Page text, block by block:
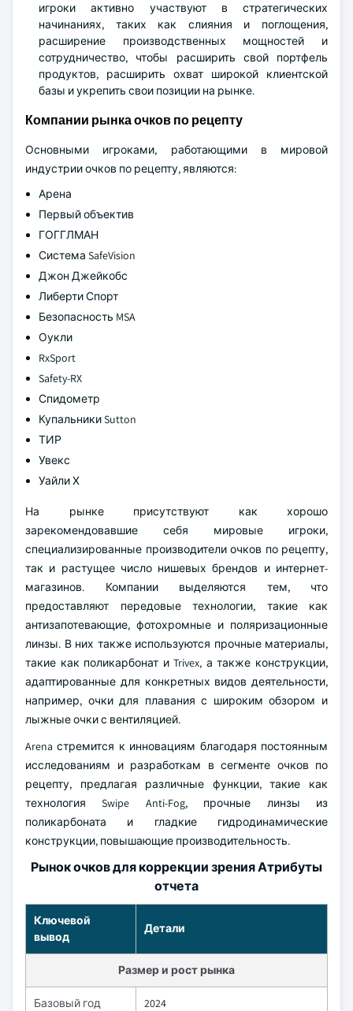
игроки активно участвуют в стратегических
начинаниях, таких как слияния и поглощения,
расширение производственных мощностей и
сотрудничество, чтобы расширить свой портфель
продуктов, расширить охват широкой клиентской
базы и укрепить свои позиции на рынке.
Компании рынка очков по рецепту
Основными игроками, работающими в мировой
индустрии очков по рецепту, являются:
Арена
Первый объектив
ГОГГЛМАН
Система SafeVision
Джон Джейкобс
Либерти Спорт
Безопасность MSA
Оукли
RxSport
Safety-RX
Спидометр
Купальники Sutton
ТИР
Увекс
Уайли Х
На рынке присутствуют как хорошо
зарекомендовавшие себя мировые игроки,
специализированные производители очков по рецепту,
так и растущее число нишевых брендов и интернет-
магазинов. Компании выделяются тем, что
предоставляют передовые технологии, такие как
антизапотевающие, фотохромные и поляризационные
линзы. В них также используются прочные материалы,
такие как поликарбонат и Trivex, а также конструкции,
адаптированные для конкретных видов деятельности,
например, очки для плавания с широким обзором и
лыжные очки с вентиляцией.
Arena стремится к инновациям благодаря постоянным
исследованиям и разработкам в сегменте очков по
рецепту, предлагая различные функции, такие как
технология Swipe Anti-Fog, прочные линзы из
поликарбоната и гладкие гидродинамические
конструкции, повышающие производительность.
Рынок очков для коррекции зрения Атрибуты
отчета
Ключевой
вывод
Детали
Размер и рост рынка
Базовый год 2024